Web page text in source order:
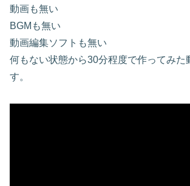
動画も無い
BGMも無い
動画編集ソフトも無い
何もない状態から30分程度で作ってみた
す。